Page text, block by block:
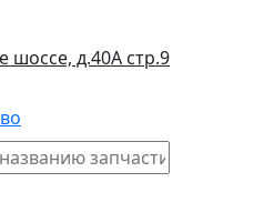
шоссе, д.40А стр.9